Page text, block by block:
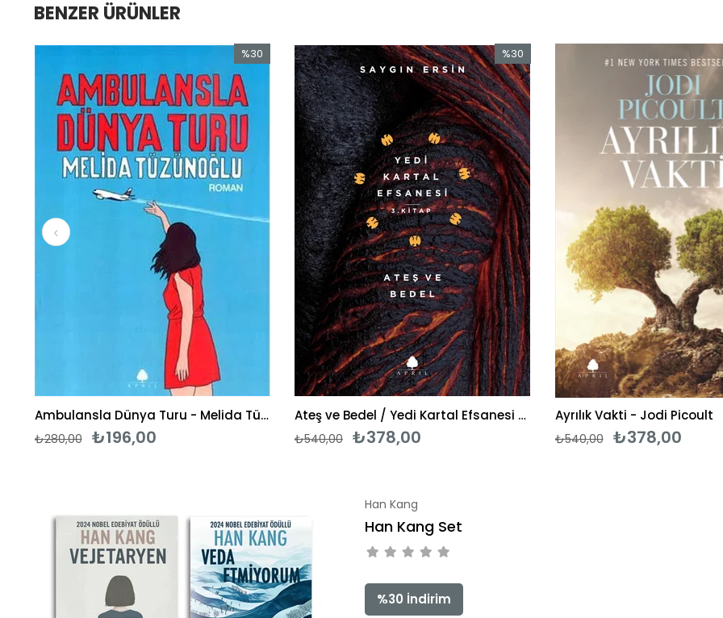
BENZER ÜRÜNLER
Ambulansla Dünya Turu - Melida Tüzünoğlu
₺196,00
₺280,00
%30
İndirim
%30İndirim
Ateş ve Bedel / Yedi Kartal Efsanesi (3. Kitap) - Saygın Ersin
₺378,00
₺540,00
%30
İndirim
%30İndirim
Ayrılık Vakti - Jodi Picoult
₺378,00
₺540,00
Han Kang
Han Kang Set
%30 İndirim